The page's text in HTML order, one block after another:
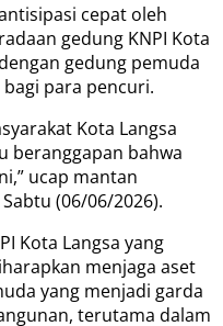
cepat oleh
gedung KNPI Kota
gedung pemuda
para pencuri.
Kota Langsa
beranggapan bahwa
ucap mantan
(06/06/2026).
Kota Langsa yang
menjaga aset
yang menjadi garda
terutama dalam